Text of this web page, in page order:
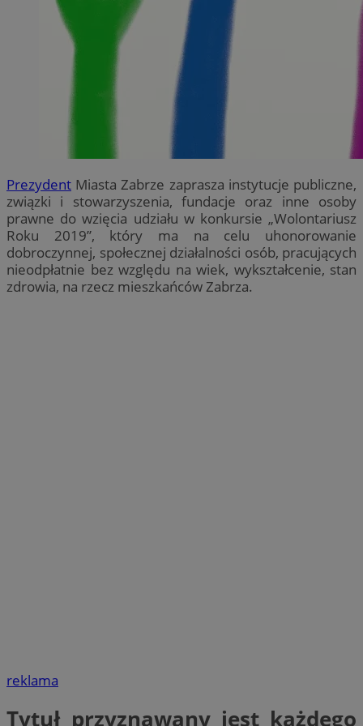
Prezydent Miasta Zabrze zaprasza instytucje publiczne,
związki i stowarzyszenia, fundacje oraz inne osoby
prawne do wzięcia udziału w konkursie „Wolontariusz
Roku 2019”, który ma na celu uhonorowanie
dobroczynnej, społecznej działalności osób, pracujących
nieodpłatnie bez względu na wiek, wykształcenie, stan
zdrowia, na rzecz mieszkańców Zabrza.
reklama
Tytuł przyznawany jest każdego